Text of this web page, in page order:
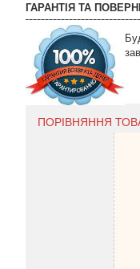
ГАРАНТІЯ ТА
ПОРІВНЯННЯ